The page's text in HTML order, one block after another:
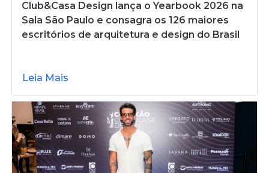
Club&Casa Design lança o Yearbook 2026 na
Sala São Paulo e consagra os 126 maiores
escritórios de arquitetura e design do Brasil
Leia Mais